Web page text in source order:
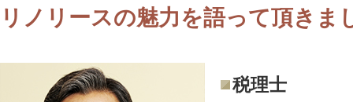
リノリースの魅力を語って頂きま
税理士